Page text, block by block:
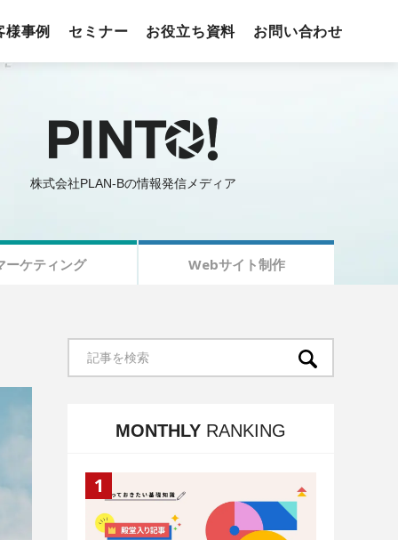
様事例 セミナー お役立ち資料 お問い合わせ
株式会社PLAN-Bの情報発信メディア
ーケティング Webサイト制作
MONTHLY RANKING